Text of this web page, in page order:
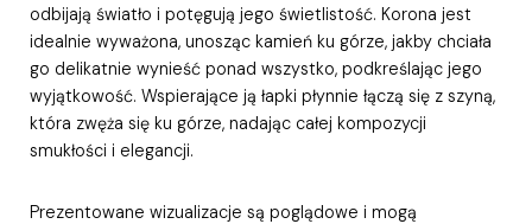
odbijają światło i potęgują jego świetlistość. Korona jest
idealnie wyważona, unosząc kamień ku górze, jakby chciała
go delikatnie wynieść ponad wszystko, podkreślając jego
wyjątkowość. Wspierające ją łapki płynnie łączą się z szyną,
która zwęża się ku górze, nadając całej kompozycji
smukłości i elegancji.
Prezentowane wizualizacje są poglądowe i mogą